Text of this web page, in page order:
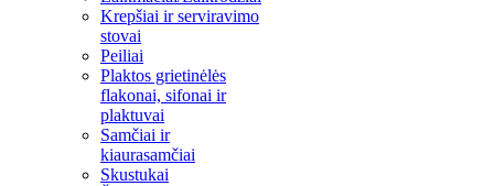
Krepšiai ir serviravimo
stovai
Peiliai
Plaktos grietinėlės
flakonai, sifonai ir
plaktuvai
Samčiai ir
kiaurasamčiai
Skustukai